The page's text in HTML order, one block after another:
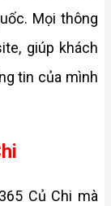
Mọi thông
giúp khách
tin của mình
Củ Chi mà